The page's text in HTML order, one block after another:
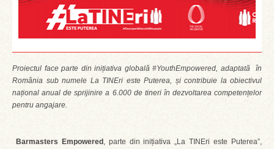
Proiectul face parte din inițiativa globală #YouthEmpowered, adaptată în
România sub numele La TINEri este Puterea, și contribuie la obiectivul
național anual de sprijinire a 6.000 de tineri în dezvoltarea competențelor
pentru angajare.
Barmasters Empowered , parte din inițiativa „La TINEri este Puterea”,